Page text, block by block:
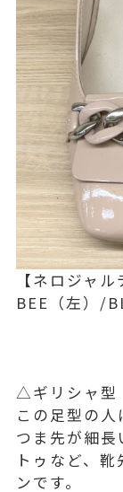
【ネロジャ
BEE（左）/
△ギリシャ型
この足型の
つま先が細長
トゥなど、
ンです。